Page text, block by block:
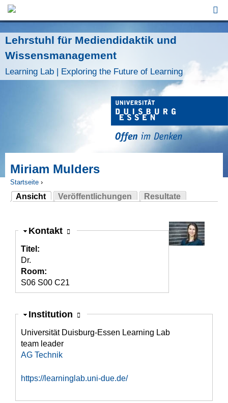
Lehrstuhl für Mediendidaktik und
Wissensmanagement
Learning Lab | Exploring the Future of Learning
Miriam Mulders
Sie sind hier
Startseite ›
Ansicht
(aktiver Reiter)
Veröffentlichungen Resultate
Ausblenden
Kontakt
Titel:
Dr.
Room:
S06 S00 C21
Ausblenden
Institution
Universität Duisburg-Essen Learning Lab
team leader
AG Technik
https://learninglab.uni-due.de/